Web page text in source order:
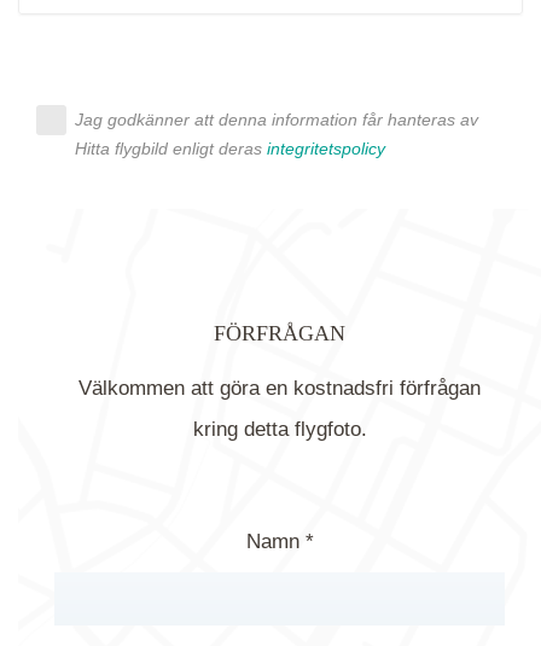
Jag godkänner att denna information får hanteras av
Hitta flygbild enligt deras integritetspolicy
FÖRFRÅGAN
Välkommen att göra en kostnadsfri förfrågan
kring detta flygfoto.
Namn *